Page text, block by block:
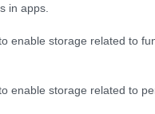
in apps.
enable storage related to
enable storage related to